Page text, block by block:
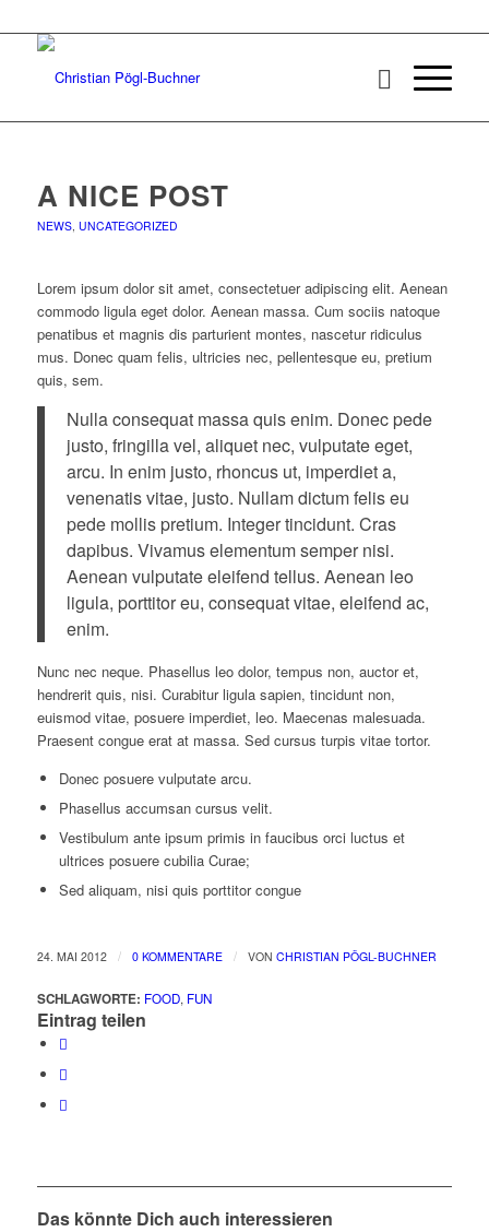
A NICE POST
NEWS, UNCATEGORIZED
Lorem ipsum dolor sit amet, consectetuer adipiscing elit. Aenean
commodo ligula eget dolor. Aenean massa. Cum sociis natoque
penatibus et magnis dis parturient montes, nascetur ridiculus
mus. Donec quam felis, ultricies nec, pellentesque eu, pretium
quis, sem.
Nulla consequat massa quis enim. Donec pede
justo, fringilla vel, aliquet nec, vulputate eget,
arcu. In enim justo, rhoncus ut, imperdiet a,
venenatis vitae, justo. Nullam dictum felis eu
pede mollis pretium. Integer tincidunt. Cras
dapibus. Vivamus elementum semper nisi.
Aenean vulputate eleifend tellus. Aenean leo
ligula, porttitor eu, consequat vitae, eleifend ac,
enim.
Nunc nec neque. Phasellus leo dolor, tempus non, auctor et,
hendrerit quis, nisi. Curabitur ligula sapien, tincidunt non,
euismod vitae, posuere imperdiet, leo. Maecenas malesuada.
Praesent congue erat at massa. Sed cursus turpis vitae tortor.
Donec posuere vulputate arcu.
Phasellus accumsan cursus velit.
Vestibulum ante ipsum primis in faucibus orci luctus et
ultrices posuere cubilia Curae;
Sed aliquam, nisi quis porttitor congue
24. MAI 2012 / 0 KOMMENTARE / VON CHRISTIAN PÖGL-BUCHNER
SCHLAGWORTE: FOOD, FUN
Eintrag teilen
Das könnte Dich auch interessieren